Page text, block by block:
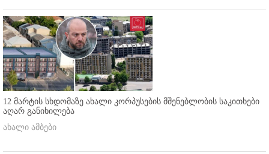
12 მარტის სხდომაზე ახალი კორპუსების მშენებლობის საკითხები
აღარ განიხილება
ახალი ამბები